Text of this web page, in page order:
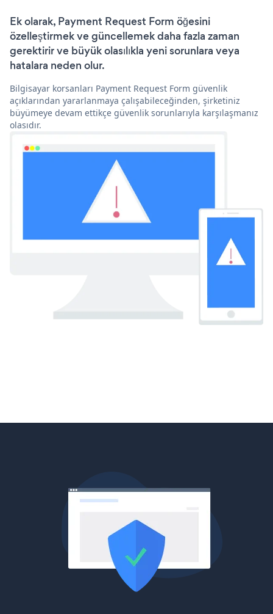
Ek olarak, Payment Request Form öğesini
özelleştirmek ve güncellemek daha fazla zaman
gerektirir ve büyük olasılıkla yeni sorunlara veya
hatalara neden olur.
Bilgisayar korsanları Payment Request Form güvenlik
açıklarından yararlanmaya çalışabileceğinden, şirketiniz
büyümeye devam ettikçe güvenlik sorunlarıyla karşılaşmanız
olasıdır.